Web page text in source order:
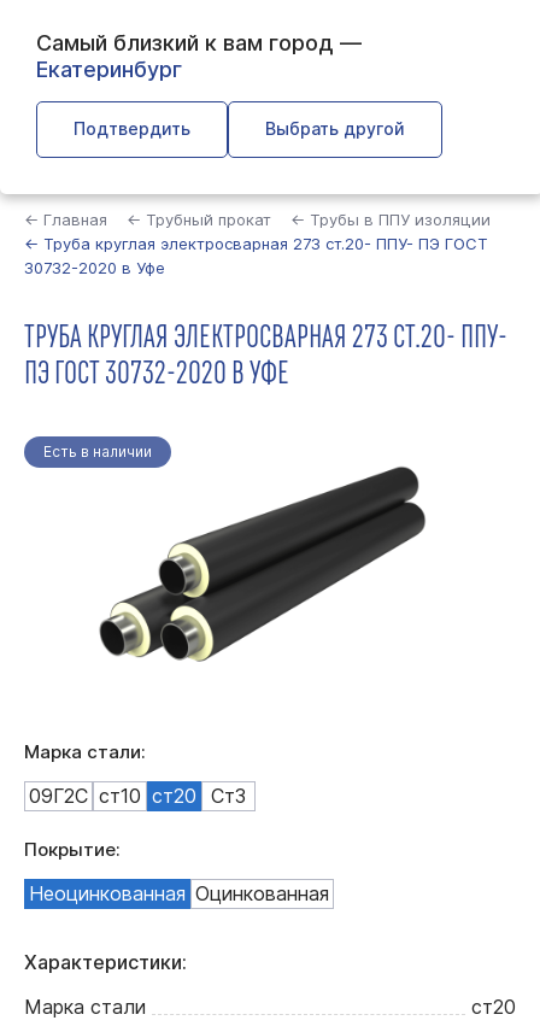
Самый близкий к вам город —
Екатеринбург
Подтвердить Выбрать другой
← Главная ← Трубный прокат
← Трубы в ППУ изоляции
← Труба круглая электросварная 273 ст.20- ППУ- ПЭ ГОСТ
30732-2020 в Уфе
ТРУБА КРУГЛАЯ ЭЛЕКТРОСВАРНАЯ 273 СТ.20- ППУ-
ПЭ ГОСТ 30732-2020 В УФЕ
Есть в наличии
Марка стали:
09Г2С ст10 ст20 Ст3
Покрытие:
Неоцинкованная Оцинкованная
Характеристики:
Марка стали
ст20